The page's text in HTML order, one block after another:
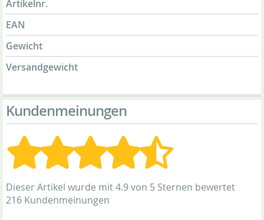
Artikelnr.
EAN
Gewicht
Versandgewicht
Kundenmeinungen
Dieser Artikel wurde mit 4.9 von 5 Sternen bewertet
216 Kundenmeinungen